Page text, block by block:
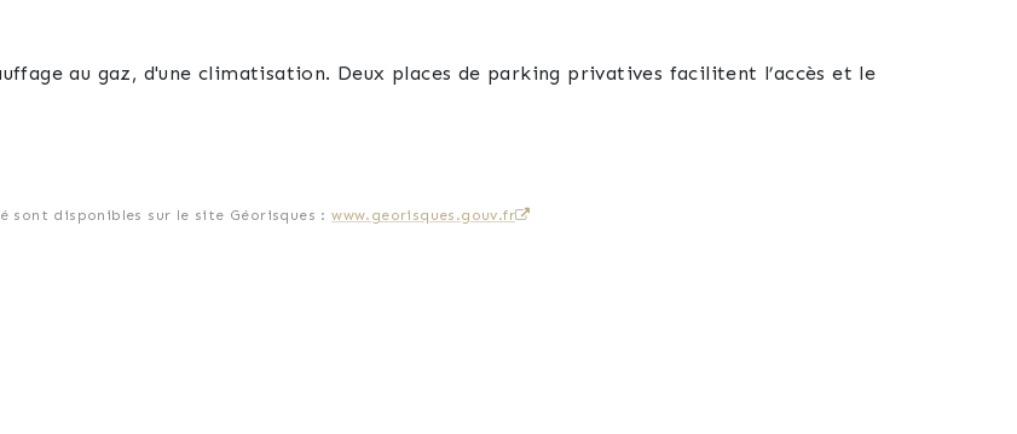
au gaz, d'une climatisation. Deux places de parking privatives facilitent l’accès et le
sont disponibles sur le site Géorisques :www.georisques.gouv.fr